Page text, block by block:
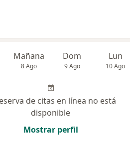
Mañana
8 Ago
Dom
9 Ago
Lun
10 Ago
de citas en línea no está
disponible
Mostrar perfil